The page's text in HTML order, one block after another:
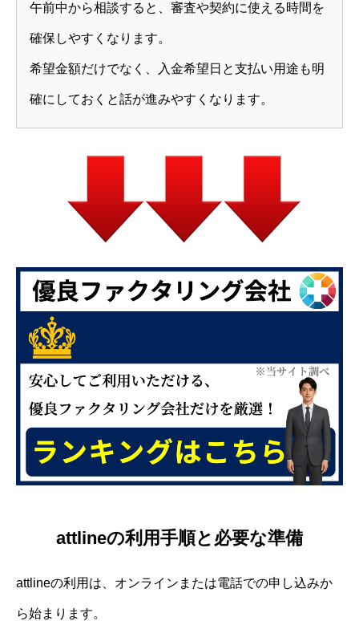
午前中から相談すると、審査や契約に使える時間を
確保しやすくなります。
希望金額だけでなく、入金希望日と支払い用途も明
確にしておくと話が進みやすくなります。
attlineの利用手順と必要な準備
attlineの利用は、オンラインまたは電話での申し込みか
ら始まります。